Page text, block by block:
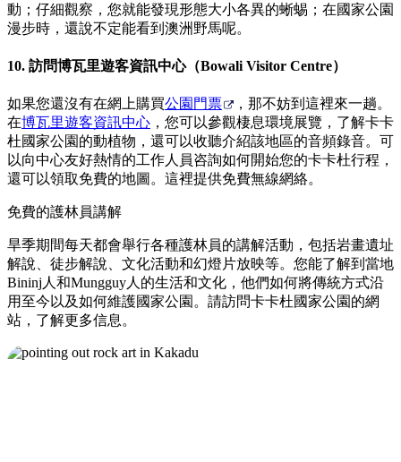
動；仔細觀察，您就能發現形態大小各異的蜥蜴；在國家公園
漫步時，還說不定能看到澳洲野馬呢。
10. 訪問博瓦里遊客資訊中心（Bowali Visitor Centre）
如果您還沒有在網上購買公園門票
，那不妨到這裡來一趟。
在博瓦里遊客資訊中心 ，您可以參觀棲息環境展覽，了解卡卡
杜國家公園的動植物，還可以收聽介紹該地區的音頻錄音。可
以向中心友好熱情的工作人員咨詢如何開始您的卡卡杜行程，
還可以領取免費的地圖。這裡提供免費無線網絡。
免費的護林員講解
旱季期間每天都會舉行各種護林員的講解活動，包括岩畫遺址
解說、徒步解說、文化活動和幻燈片放映等。您能了解到當地
Bininj人和Mungguy人的生活和文化，他們如何將傳統方式沿
用至今以及如何維護國家公園。請訪問卡卡杜國家公園的網
站，了解更多信息。